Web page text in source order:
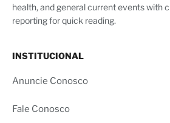
health, and general current events with
reporting for quick reading.
INSTITUCIONAL
Anuncie Conosco
Fale Conosco